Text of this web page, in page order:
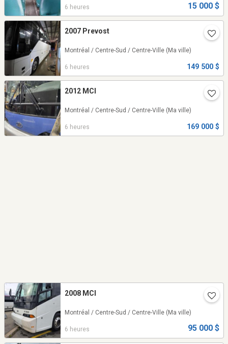
6 heures 15 000 $
2007 Prevost
Montréal / Centre-Sud / Centre-Ville (Ma ville)
6 heures 149 500 $
2012 MCI
Montréal / Centre-Sud / Centre-Ville (Ma ville)
6 heures 169 000 $
2008 MCI
Montréal / Centre-Sud / Centre-Ville (Ma ville)
6 heures 95 000 $